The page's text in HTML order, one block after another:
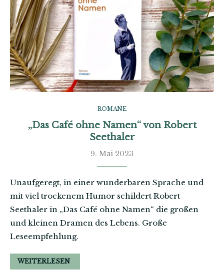
ROMANE
„Das Café ohne Namen“ von Robert
Seethaler
9. Mai 2023
Unaufgeregt, in einer wunderbaren Sprache und
mit viel trockenem Humor schildert Robert
Seethaler in „Das Café ohne Namen“ die großen
und kleinen Dramen des Lebens. Große
Leseempfehlung.
WEITERLESEN